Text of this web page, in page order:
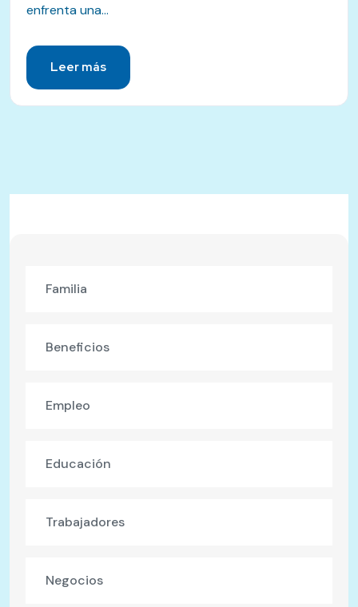
enfrenta una...
Leer más
Familia
Beneficios
Empleo
Educación
Trabajadores
Negocios